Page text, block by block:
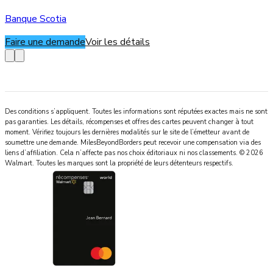
Banque Scotia
Faire une demandeVoir les détails
Des conditions s’appliquent. Toutes les informations sont réputées exactes mais ne sont
pas garanties. Les détails, récompenses et offres des cartes peuvent changer à tout
moment. Vérifiez toujours les dernières modalités sur le site de l’émetteur avant de
soumettre une demande. MilesBeyondBorders peut recevoir une compensation via des
liens d’affiliation. Cela n’affecte pas nos choix éditoriaux ni nos classements. © 2026
Walmart. Toutes les marques sont la propriété de leurs détenteurs respectifs.